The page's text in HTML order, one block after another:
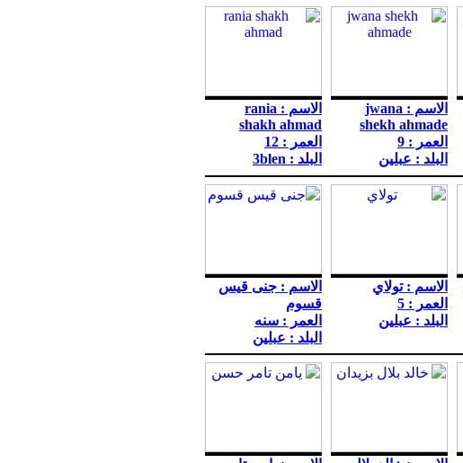
الاسم : jwana
shekh ahmade
العمر : 9
البلد : عبلين
الاسم : rania
shakh ahmad
العمر : 12
البلد : 3blen
الاسم : تولاي
العمر : 5
البلد : عبلين
الاسم : جنى قيس
قسوم
العمر : سنه
البلد : عبلين